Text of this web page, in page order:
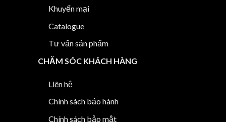
Khuyến mại
Catalogue
Tư vấn sản phẩm
CHĂM SÓC KHÁCH HÀNG
Liên hệ
Chính sách bảo hành
Chính sách bảo mật